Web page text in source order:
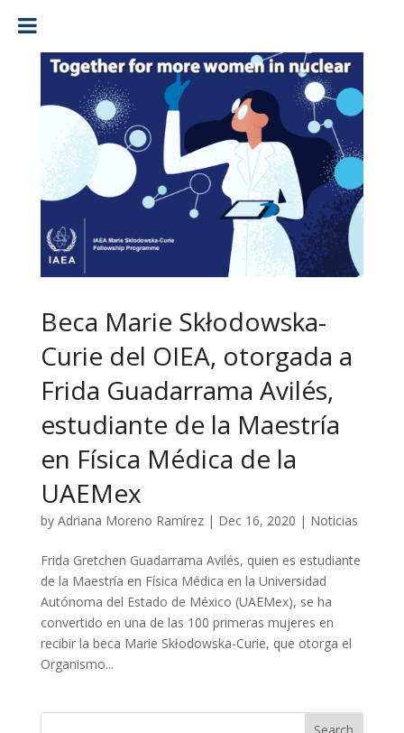
Beca Marie Skłodowska-
Curie del OIEA, otorgada a
Frida Guadarrama Avilés,
estudiante de la Maestría
en Física Médica de la
UAEMex
by Adriana Moreno Ramírez| Dec 16, 2020 | Noticias
Frida Gretchen Guadarrama Avilés, quien es estudiante
de la Maestría en Física Médica en la Universidad
Autónoma del Estado de México (UAEMex), se ha
convertido en una de las 100 primeras mujeres en
recibir la beca Marie Skłodowska-Curie, que otorga el
Organismo...